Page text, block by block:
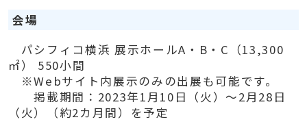
会場
パシフィコ横浜 展示ホールA・B・C（13,300
㎡） 550小間
※Webサイト内展示のみの出展も可能です。
掲載期間：2023年1月10日（火）～2月28日
（火）（約2カ月間）を予定